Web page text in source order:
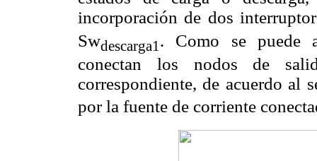
incorporación de dos
Swdescarga1 . Como se puede
conectan los nodos de
correspondiente, de acuerdo al
por la fuente de corriente